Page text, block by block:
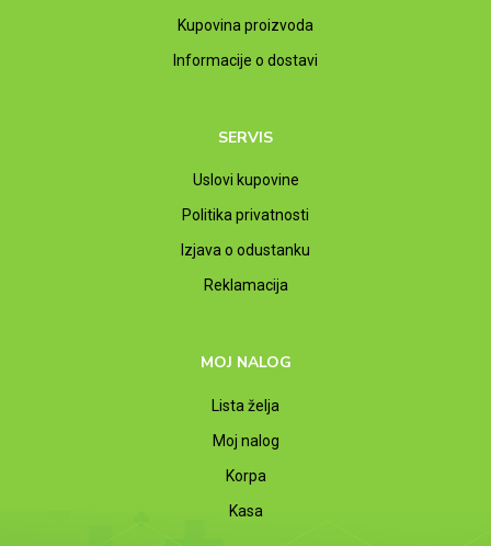
Kupovina proizvoda
Informacije o dostavi
SERVIS
Uslovi kupovine
Politika privatnosti
Izjava o odustanku
Reklamacija
MOJ NALOG
Lista želja
Moj nalog
Korpa
Kasa